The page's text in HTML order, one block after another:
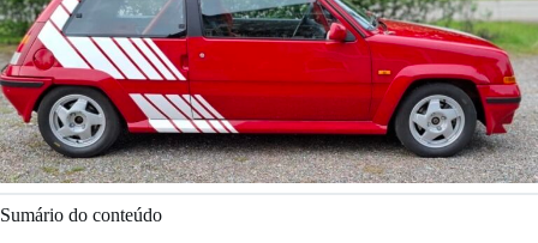
Sumário do conteúdo